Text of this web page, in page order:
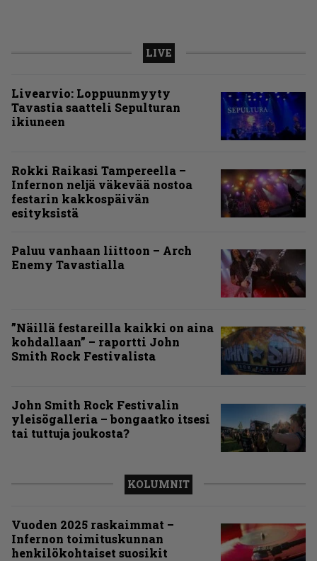
LIVE
Livearvio: Loppuunmyyty
Tavastia saatteli Sepulturan
ikiuneen
Rokki Raikasi Tampereella –
Infernon neljä väkevää nostoa
festarin kakkospäivän
esityksistä
Paluu vanhaan liittoon – Arch
Enemy Tavastialla
”Näillä festareilla kaikki on aina
kohdallaan” – raportti John
Smith Rock Festivalista
John Smith Rock Festivalin
yleisögalleria – bongaatko itsesi
tai tuttuja joukosta?
KOLUMNIT
Vuoden 2025 raskaimmat –
Infernon toimituskunnan
henkilökohtaiset suosikit